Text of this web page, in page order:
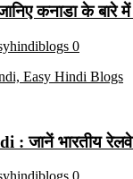
कनाडा के बारे
0
भारतीय रेलवे